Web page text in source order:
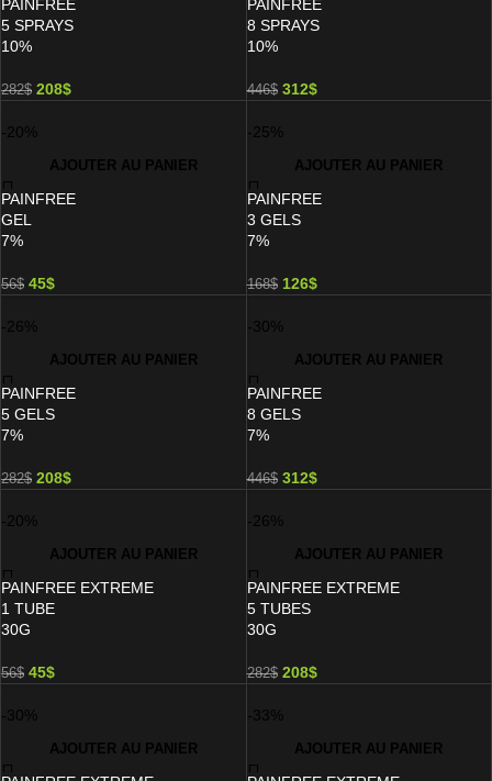
PAINFREE
5 SPRAYS
10%
282$ 208$
PAINFREE
8 SPRAYS
10%
446$ 312$
-20%
AJOUTER AU PANIER
PAINFREE
GEL
7%
56$ 45$
-25%
AJOUTER AU PANIER
PAINFREE
3 GELS
7%
168$ 126$
-26%
AJOUTER AU PANIER
PAINFREE
5 GELS
7%
282$ 208$
-30%
AJOUTER AU PANIER
PAINFREE
8 GELS
7%
446$ 312$
-20%
AJOUTER AU PANIER
PAINFREE EXTREME
1 TUBE
30G
56$ 45$
-26%
AJOUTER AU PANIER
PAINFREE EXTREME
5 TUBES
30G
282$ 208$
-30%
AJOUTER AU PANIER
-33%
AJOUTER AU PANIER